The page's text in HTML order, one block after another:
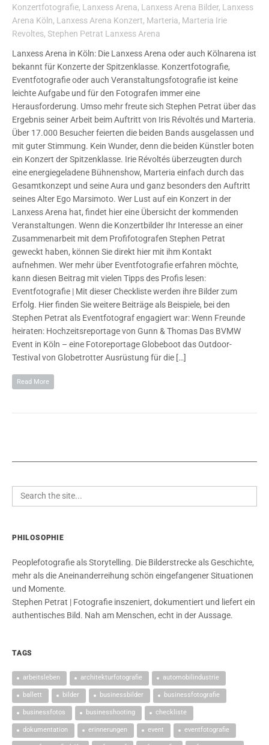
Konzertfotografie, Lanxess Arena, Lanxess Arena Bilder, Lanxess
Arena Köln, Lanxess Arena Konzert, Marteria, Marteria Irie
Revoltes, Stephen Petrat Lanxess Arena
Lanxess Arena in Köln: Die Lanxess Arena oder auch Kölnarena ist
bekannt für Konzerte der Spitzenklasse. Konzertfotografie,
Eventfotografie oder auch Veranstaltungsfotografie ist keine
leichte Aufgabe und für den Fotografen immer eine
Herausforderung. Umso mehr freute sich Stephen Petrat über das
Ergebnis seiner Arbeit beim Auftritt von Iris Révoltés und Marteria.
Über 17.000 Besucher feierten die beiden Bands ausgelassen und
mit guter Stimmung. Kein Wunder, denn die beiden Künstler boten
ein Konzert der Spitzenklasse. Irie Révoltés überzeugten durch
eine energiegeladene Bühnenshow, Marteria einfach durch das
Gesamtkonzept und seine Aura und ganz besonders den Auftritt
seines Alter Ego Marsimoto. Wer Lust auf ein Konzert in der
Lanxess Arena hat, findet hier eine Übersicht der kommenden
Veranstaltungen. Wenn die Konzertbilder Ihr Interesse an einer
Zusammenarbeit mit dem Profifotografen Stephen Petrat
geweckt haben, können Sie direkt hier mit ihm Kontakt
aufnehmen. Wer mehr über Eventfotografie erfahren möchte,
kann diesen Beitrag mit vielen Tipps des Profis lesen:
Eventfotografie | Mit dieser Checkliste werden ihre Bilder zum
Erfolg. Hier finden Sie weitere Beiträge als Beispiele, bei den
Stephen Petrat als Eventfotograf engagiert war: Wenn Freunde
heiraten: Hochzeitsreportage von Gunn & Thomas Das BVMW
Event in Köln – eine Fotoreportage Globeboot das Outdoor-
Testival von Globetrotter Ausrüstung für die […]
Read More
PHILOSOPHIE
Peoplefotografie als Storytelling. Die Bilderstrecke als Geschichte,
mehr als die Aneinanderreihung schön eingefangener Situationen
und Momente.
Stephen Petrat | Fotografie inszeniert, dokumentiert und liefert ein
authentisches Bild. Nah am Menschen, echt in der Aussage.
TAGS
arbeitsleben architekturfotografie automobilindustrie
ballett bilder businessbilder businessfotografie
businessfotos businesshooting checkliste
dokumentation erinnerungen event eventfotografie